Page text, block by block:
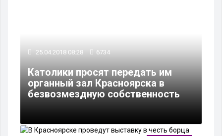
25.04.2018 08:28 6734
Католики просят передать им
органный зал Красноярска в
безвозмездную собственность